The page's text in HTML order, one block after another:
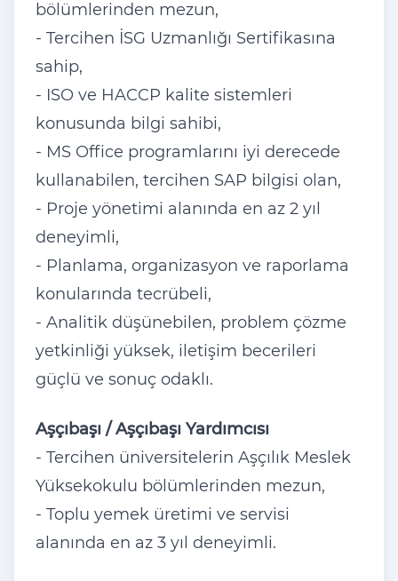
bölümlerinden mezun,
- Tercihen İSG Uzmanlığı Sertifikasına
sahip,
- ISO ve HACCP kalite sistemleri
konusunda bilgi sahibi,
- MS Office programlarını iyi derecede
kullanabilen, tercihen SAP bilgisi olan,
- Proje yönetimi alanında en az 2 yıl
deneyimli,
- Planlama, organizasyon ve raporlama
konularında tecrübeli,
- Analitik düşünebilen, problem çözme
yetkinliği yüksek, iletişim becerileri
güçlü ve sonuç odaklı.
Aşçıbaşı / Aşçıbaşı Yardımcısı
- Tercihen üniversitelerin Aşçılık Meslek
Yüksekokulu bölümlerinden mezun,
- Toplu yemek üretimi ve servisi
alanında en az 3 yıl deneyimli.